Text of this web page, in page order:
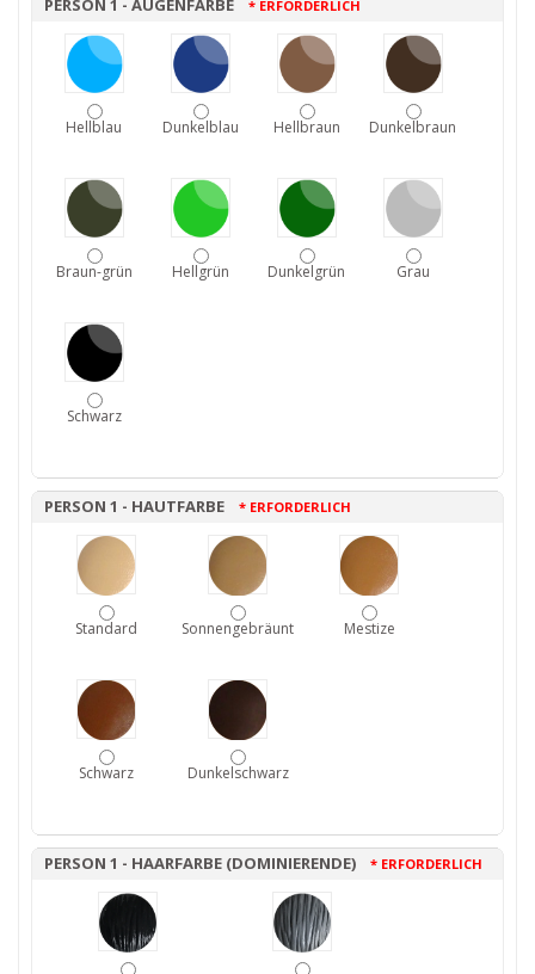
PERSON 1 - AUGENFARBE * ERFORDERLICH
Hellblau Dunkelblau Hellbraun Dunkelbraun
Braun-grün Hellgrün Dunkelgrün Grau
Schwarz
PERSON 1 - HAUTFARBE * ERFORDERLICH
Standard Sonnengebräunt Mestize
Schwarz Dunkelschwarz
PERSON 1 - HAARFARBE (DOMINIERENDE) * ERFORDERLICH